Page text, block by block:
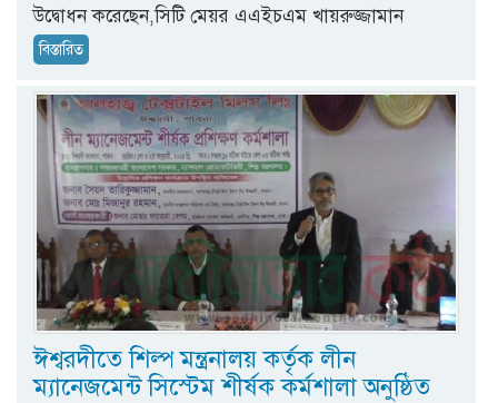
উদ্বোধন করেছেন,সিটি মেয়র এএইচএম খায়রুজ্জামান
বিস্তারিত
ঈশ্বরদীতে শিল্প মন্ত্রনালয় কর্তৃক লীন
ম্যানেজমেন্ট সিস্টেম শীর্ষক কর্মশালা অনুষ্ঠিত